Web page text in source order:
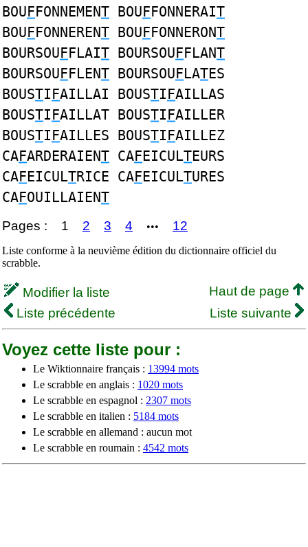
BOUFFONNEMENT BOUFFONNERAIT
BOUFFONNERENT BOUFFONNERONT
BOURSOUFFLAIT BOURSOUFFLANT
BOURSOUFFLENT BOURSOUFLATES
BOUSTIFAILLAI BOUSTIFAILLAS
BOUSTIFAILLAT BOUSTIFAILLER
BOUSTIFAILLES BOUSTIFAILLEZ
CAFARDERAIENT CAFEICULTEURS
CAFEICULTRICE CAFEICULTURES
CAFOUILLAIENT
Pages : 1 2 3 4 ••• 12
Liste conforme à la neuvième édition du dictionnaire officiel du
scrabble.
Modifier la liste
Haut de page
Liste précédente
Liste suivante
Voyez cette liste pour :
Le Wiktionnaire français : 13994 mots
Le scrabble en anglais : 1020 mots
Le scrabble en espagnol : 2307 mots
Le scrabble en italien : 5184 mots
Le scrabble en allemand : aucun mot
Le scrabble en roumain : 4542 mots